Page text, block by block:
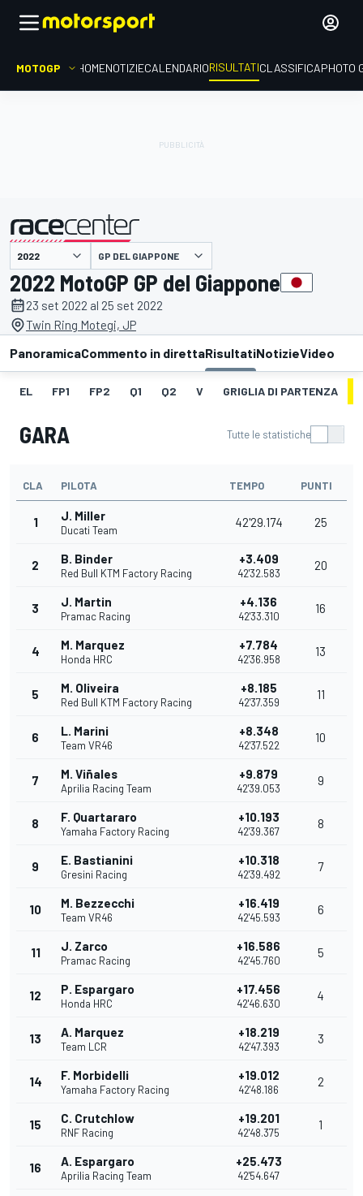
MOTOGP HOMENOTIZIECALENDARIORISULTATICLASSIFICAPHOTO
presentato da GP DEL GIAPPONE
2022 MotoGP GP del Giappone
23 set 2022 al 25 set 2022
Twin Ring Motegi, JP
PanoramicaCommento in direttaRisultatiNotizieVideo
EL FP1 FP2 Q1 Q2 V GRIGLIA DI PARTENZA
GARA Tutte le statistiche
CLA PILOTA TEMPO PUNTI
1 J. Miller
Ducati Team
42'29.174 25
2 B. Binder
Red Bull KTM Factory Racing
+3.409
42'32.583
20
3 J. Martin
Pramac Racing
+4.136
42'33.310
16
4 M. Marquez
Honda HRC
+7.784
42'36.958
13
5 M. Oliveira
Red Bull KTM Factory Racing
+8.185
42'37.359
11
6 L. Marini
Team VR46
+8.348
42'37.522
10
7 M. Viñales
Aprilia Racing Team
+9.879
42'39.053
9
8 F. Quartararo
Yamaha Factory Racing
+10.193
42'39.367
8
9 E. Bastianini
Gresini Racing
+10.318
42'39.492
7
10 M. Bezzecchi
Team VR46
+16.419
42'45.593
6
11 J. Zarco
Pramac Racing
+16.586
42'45.760
5
12 P. Espargaro
Honda HRC
+17.456
42'46.630
4
13 A. Marquez
Team LCR
+18.219
42'47.393
3
14 F. Morbidelli
Yamaha Factory Racing
+19.012
42'48.186
2
15 C. Crutchlow
RNF Racing
+19.201
42'48.375
1
16 A. Espargaro
Aprilia Racing Team
+25.473
42'54.647